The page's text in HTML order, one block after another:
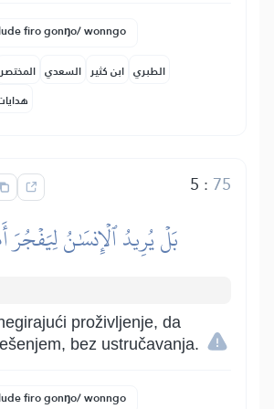
Hollude / ballude firo gonŋo/ wonngo
المختصر السعدي ابن كثير الطبري
5 : 75
بَلۡ يُرِيدُ ٱلۡإِنسَٰنُ لِيَفۡجُرَ
proživljenje, da
bez ustručavanja.
Hollude / ballude firo gonŋo/ wonngo